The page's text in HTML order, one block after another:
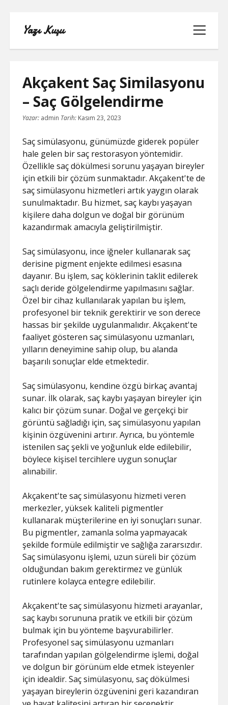
Yazı Kuşu
menüyü
aç
IGTV IZLENME YÜKSELTME PARASIZ
INSTAGRAM BOT TAKIPÇI BASMA
ÜCRETSIZ
LISTE
SAYFA LISTESI
Akçakent Saç Similasyonu
– Saç Gölgelendirme
Yazar: admin Tarih: Kasım 23, 2023
Saç simülasyonu, günümüzde giderek popüler
hale gelen bir saç restorasyon yöntemidir.
Özellikle saç dökülmesi sorunu yaşayan bireyler
için etkili bir çözüm sunmaktadır. Akçakent'te de
saç simülasyonu hizmetleri artık yaygın olarak
sunulmaktadır. Bu hizmet, saç kaybı yaşayan
kişilere daha dolgun ve doğal bir görünüm
kazandırmak amacıyla geliştirilmiştir.
Saç simülasyonu, ince iğneler kullanarak saç
derisine pigment enjekte edilmesi esasına
dayanır. Bu işlem, saç köklerinin taklit edilerek
saçlı deride gölgelendirme yapılmasını sağlar.
Özel bir cihaz kullanılarak yapılan bu işlem,
profesyonel bir teknik gerektirir ve son derece
hassas bir şekilde uygulanmalıdır. Akçakent'te
faaliyet gösteren saç simülasyonu uzmanları,
yılların deneyimine sahip olup, bu alanda
başarılı sonuçlar elde etmektedir.
Saç simülasyonu, kendine özgü birkaç avantaj
sunar. İlk olarak, saç kaybı yaşayan bireyler için
kalıcı bir çözüm sunar. Doğal ve gerçekçi bir
görüntü sağladığı için, saç simülasyonu yapılan
kişinin özgüvenini artırır. Ayrıca, bu yöntemle
istenilen saç şekli ve yoğunluk elde edilebilir,
böylece kişisel tercihlere uygun sonuçlar
alınabilir.
Akçakent'te saç simülasyonu hizmeti veren
merkezler, yüksek kaliteli pigmentler
kullanarak müşterilerine en iyi sonuçları sunar.
Bu pigmentler, zamanla solma yapmayacak
şekilde formüle edilmiştir ve sağlığa zararsızdır.
Saç simülasyonu işlemi, uzun süreli bir çözüm
olduğundan bakım gerektirmez ve günlük
rutinlere kolayca entegre edilebilir.
Akçakent'te saç simülasyonu hizmeti arayanlar,
saç kaybı sorununa pratik ve etkili bir çözüm
bulmak için bu yönteme başvurabilirler.
Profesyonel saç simülasyonu uzmanları
tarafından yapılan gölgelendirme işlemi, doğal
ve dolgun bir görünüm elde etmek isteyenler
için idealdir. Saç simülasyonu, saç dökülmesi
yaşayan bireylerin özgüvenini geri kazandıran